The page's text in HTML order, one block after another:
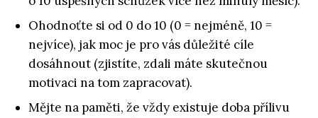
Ohodnoťte si od 0 do 10 (0 = nejméně, 10 =
nejvíce), jak moc je pro vás důležité cíle
dosáhnout (zjistíte, zdali máte skutečnou
motivaci na tom zapracovat).
Mějte na paměti, že vždy existuje doba přílivu